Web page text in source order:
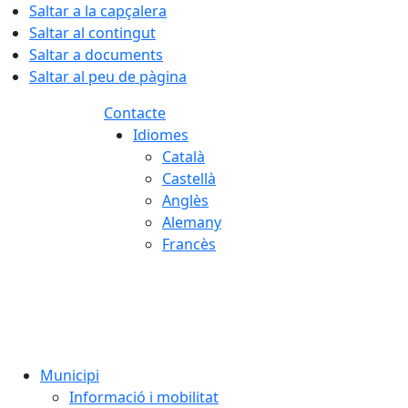
Saltar a la capçalera
Saltar al contingut
Saltar a documents
Saltar al peu de pàgina
Contacte
Idiomes
Català
Castellà
Anglès
Alemany
Francès
Municipi
Informació i mobilitat